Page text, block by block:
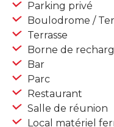
Parking privé
Boulodrome /
Terrasse
Borne de
Bar
Parc
Restaurant
Salle de réunion
Local matériel